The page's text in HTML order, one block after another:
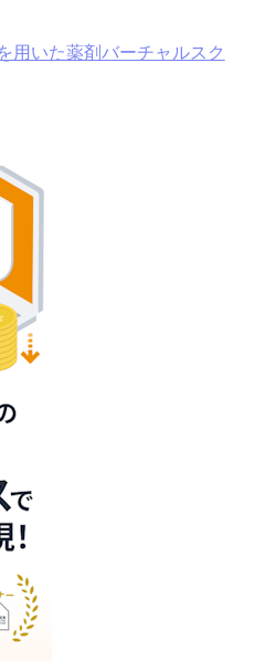
用いた薬剤バーチャルスク